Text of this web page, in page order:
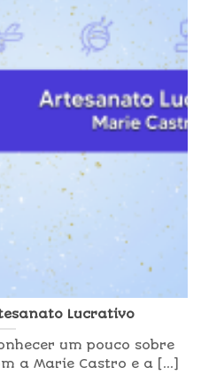
Lucrativo
um pouco sobre
a Marie Castro e a [...]